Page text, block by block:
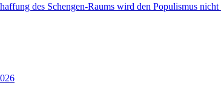
des Schengen-Raums wird den Populismus